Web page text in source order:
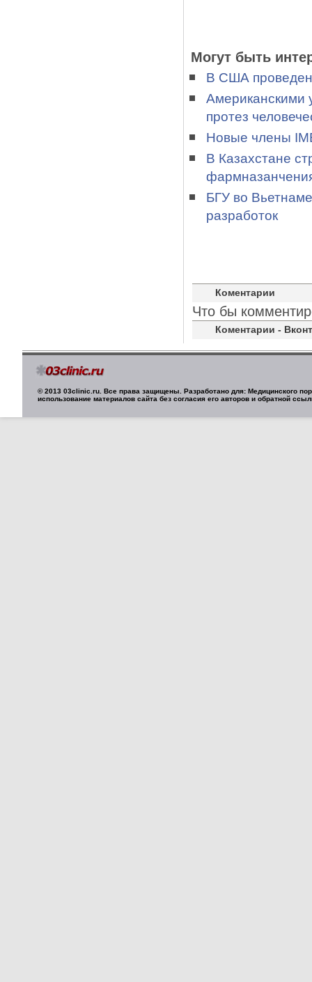
Могут быть
В США
Американскими
протез
Новые члены
В Казахстане
БГУ во
разработок
Коментарии
Что бы
Коментарии -
© 2013 03clinic.ru. Все права защищены. Разработано для: Медицинского
использование материалов сайта без согласия его авторов и обратной